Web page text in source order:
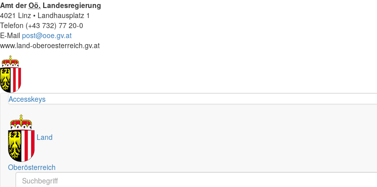
Amt derOö. Landesregierung
4021 Linz • Landhausplatz 1
Telefon (+43 732) 77 20-0
E-Mail post@ooe.gv.at
www.land-oberoesterreich.gv.at
Accesskeys
Land
Oberösterreich
Schnellsuche
Schnellsuche